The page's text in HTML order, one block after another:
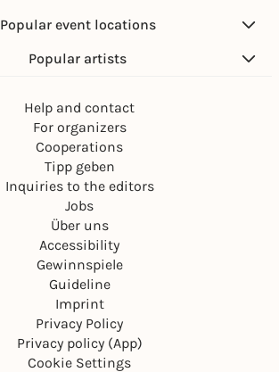
Popular event locations
Popular artists
Help and contact
For organizers
Cooperations
Tipp geben
Inquiries to the editors
Jobs
Über uns
Accessibility
Gewinnspiele
Guideline
Imprint
Privacy Policy
Privacy policy (App)
Cookie Settings